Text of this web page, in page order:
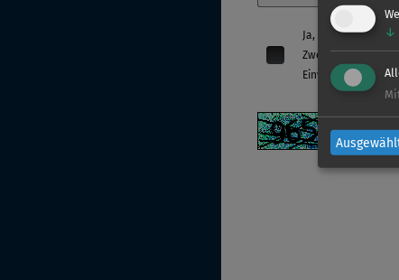
Ja, ich bin damit
Zwecke der
Einwilligung kann
↓